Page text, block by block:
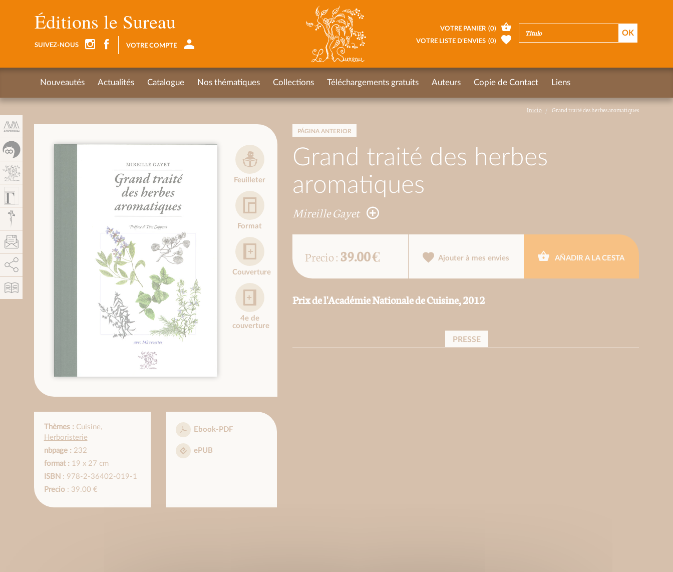
Inicio Grand traité des herbes aromatiques
PÁGINA ANTERIOR
Grand traité des herbes
aromatiques
Mireille Gayet
Feuilleter
Format
Couverture
4e de
couverture
Thèmes : Cuisine,
Herboristerie
nbpage :232
format :19 x 27 cm
ISBN : 978-2-36402-019-1
Precio: 39.00 €
Ebook-PDF
ePUB
Precio :39.00 € Ajouter à mes envies AÑADIR A LA CESTA
Prix de l'Académie Nationale de Cuisine, 2012
PRESSE
Éditions le Sureau
SUIVEZ-NOUS VOTRE COMPTE
VOTRE PANIER (0)
VOTRE LISTE D’ENVIES (0)
Nouveautés Actualités Catalogue Nos thématiques Collections Téléchargements gratuits Auteurs Copie de Contact Liens
Permitir